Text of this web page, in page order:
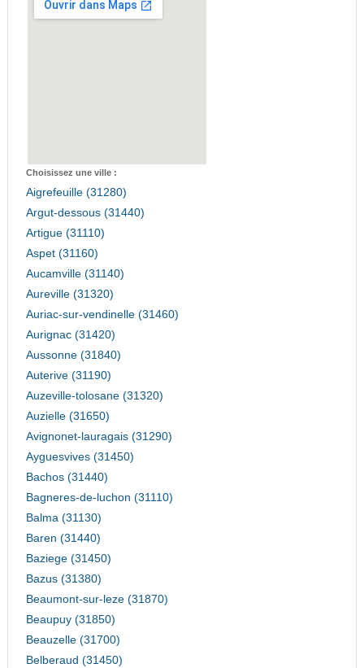
Choisissez une ville :
Aigrefeuille (31280)
Argut-dessous (31440)
Artigue (31110)
Aspet (31160)
Aucamville (31140)
Aureville (31320)
Auriac-sur-vendinelle (31460)
Aurignac (31420)
Aussonne (31840)
Auterive (31190)
Auzeville-tolosane (31320)
Auzielle (31650)
Avignonet-lauragais (31290)
Ayguesvives (31450)
Bachos (31440)
Bagneres-de-luchon (31110)
Balma (31130)
Baren (31440)
Baziege (31450)
Bazus (31380)
Beaumont-sur-leze (31870)
Beaupuy (31850)
Beauzelle (31700)
Belberaud (31450)